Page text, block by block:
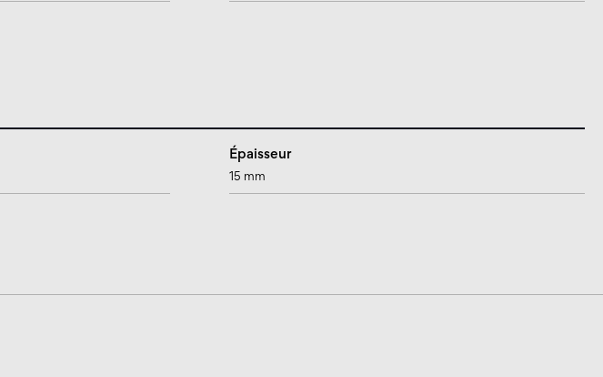
Épaisseur
15 mm